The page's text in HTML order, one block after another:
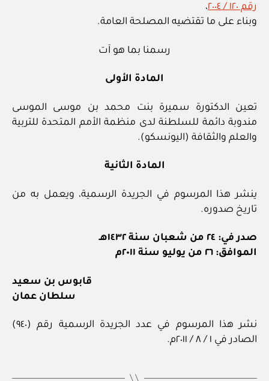
رقم ١٢٠ / ٢٠٠٤
،
وبناء على ما تقتضيه المصلحة العامة.
رسمنا بما هو آت
المادة الأولى
تعين الدكتورة سميرة بنت محمد بن موسى الموسى
مندوبة دائمة للسلطنة لدى منظمة الأمم المتحدة للتربية
والعلم والثقافة (اليونسكو).
المادة الثانية
ينشر هذا المرسوم في الجريدة الرسمية، ويعمل به من
تاريخ صدوره.
صدر في: ٢٤ من شعبان سنة ١٤٣٢هـ
الموافق: ٢٦ من يوليو سنة ٢٠١١م
قابوس بن سعيد
سلطان عمان
نشر هذا المرسوم في عدد الجريدة الرسمية رقم (٩٤٠)
الصادر في ١ / ٨ / ٢٠١١م.